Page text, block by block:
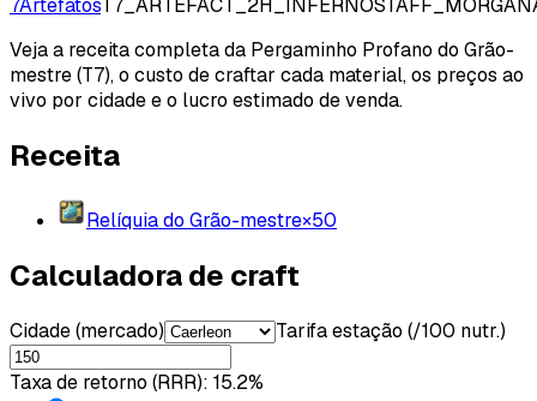
7Artefatos
Veja a receita completa da Pergaminho Profano do Grão-
mestre (T7), o custo de craftar cada material, os preços ao
vivo por cidade e o lucro estimado de venda.
Receita
Relíquia do Grão-mestre×50
Calculadora de craft
Cidade (mercado) Tarifa estação (/100 nutr.)
Taxa de retorno (RRR): 15.2%